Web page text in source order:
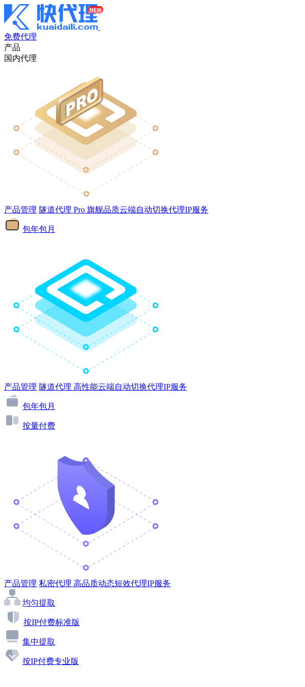
免费代理
产品
国内代理
产品管理 隧道代理 Pro 旗舰品质云端自动切换代理IP服务
包年包月
产品管理 隧道代理 高性能云端自动切换代理IP服务
包年包月
按量付费
产品管理 私密代理 高品质动态短效代理IP服务
均匀提取
按IP付费标准版
集中提取
按IP付费专业版